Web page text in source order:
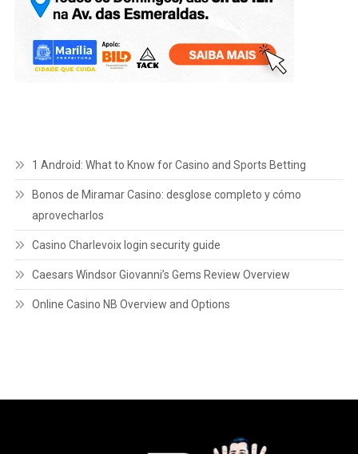
1 Android: What to Know for Casino and Sports Betting
Bonos de Miramar Casino: desglose completo y cómo
aprovecharlos
Casino Charlevoix login security guide
Caesars Windsor Giovanni’s Gems Review Overview
Online Casino NB Overview and Options